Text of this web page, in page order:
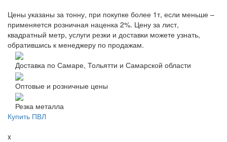
Цены указаны за тонну, при покупке более 1т, если меньше –
применяется розничная наценка 2%. Цену за лист,
квадратный метр, услуги резки и доставки можете узнать,
обратившись к менеджеру по продажам.
Доставка по Самаре, Тольятти и Самарской области
Оптовые и розничные цены
Резка металла
Купить ПВЛ
x